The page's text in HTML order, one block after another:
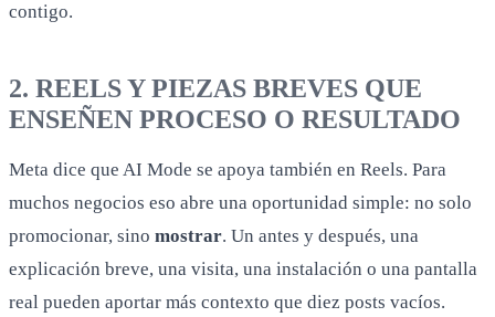
contigo.
2. REELS Y PIEZAS BREVES QUE
ENSEÑEN PROCESO O RESULTADO
Meta dice que AI Mode se apoya también en Reels. Para
muchos negocios eso abre una oportunidad simple: no solo
promocionar, sino mostrar. Un antes y después, una
explicación breve, una visita, una instalación o una pantalla
real pueden aportar más contexto que diez posts vacíos.